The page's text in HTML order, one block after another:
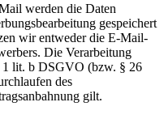
werden die Daten
gespeichert
wir entweder die E-Mail-
Die Verarbeitung
lit. b DSGVO (bzw. § 26
des
gilt.